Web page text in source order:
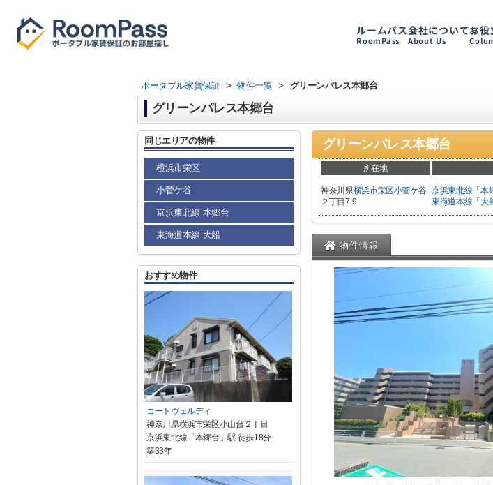
ルームパス
RoomPass
会社について
About Us
お役
ポータブル家賃保証 > 物件一覧 > グリーンパレス本郷台
グリーンパレス本郷台
グリーンパレス本郷台
所在地
神奈川県横浜市栄区小菅ケ谷
２丁目7-9
京浜東北線 「本
東海道本線 「大
物件情報
同じエリアの物件
横浜市栄区
小菅ケ谷
京浜東北線 本郷台
東海道本線 大船
おすすめ物件
コートヴェルディ
神奈川県横浜市栄区小山台２丁目
京浜東北線「本郷台」駅 徒歩18分
築33年